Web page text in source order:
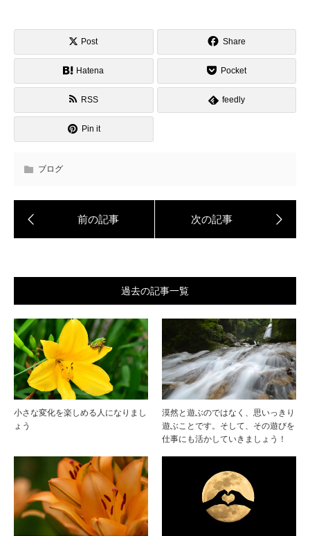
Post Share
Hatena Pocket
RSS feedly
Pin it
ブログ
過去の記事一覧
小さな変化を楽しめる人になりまし
ょう
漠然と遊ぶのではなく、思いっきり
遊ぶことです。そして、その遊びを
仕事にも活かしていきましょう！